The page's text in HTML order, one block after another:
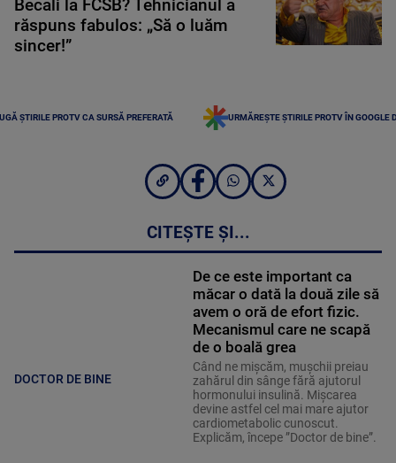
Becali la FCSB? Tehnicianul a
răspuns fabulos: „Să o luăm
sincer!”
ȘTIRILE PROTV CA SURSĂ PREFERATĂ URMĂREȘTE ȘTIRILE PROTV ÎN GOOGLE
CITEȘTE ȘI...
DOCTOR DE BINE
De ce este important ca
măcar o dată la două zile să
avem o oră de efort fizic.
Mecanismul care ne scapă
de o boală grea
Când ne mișcăm, mușchii preiau
zahărul din sânge fără ajutorul
hormonului insulină. Mișcarea
devine astfel cel mai mare ajutor
cardiometabolic cunoscut.
Explicăm, începe ”Doctor de bine”.